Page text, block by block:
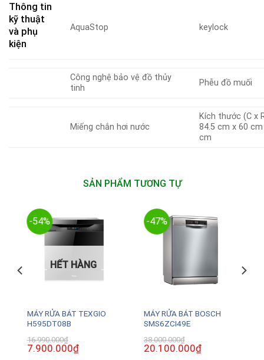
Thông tin
kỹ thuật
và phụ
kiện
AquaStop keylock
Công nghệ bảo vệ đồ thủy
tinh
Phễu đồ muối
Miếng chắn hơi nước
Kích thước (C x
84.5 cm x 60
cm
SẢN PHẨM TƯƠNG TỰ
-54%
HẾT HÀNG
MÁY RỬA BÁT TEXGIO
H595DT08B
16.990.000₫
Giá
gốc
7.900.000₫Giá
hiện
-47%
MÁY RỬA BÁT BOSCH
SMS6ZCI49E
38.000.000₫
Giá
gốc
20.100.000₫Giá
hiện